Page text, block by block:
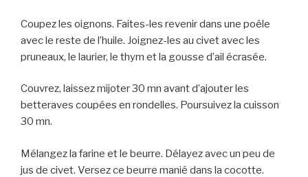
Coupez les oignons. Faites-les revenir dans une poêle
avec le reste de l’huile. Joignez-les au civet avec les
pruneaux, le laurier, le thym et la gousse d’ail écrasée.
Couvrez, laissez mijoter 30 mn avant d’ajouter les
betteraves coupées en rondelles. Poursuivez la cuisson
30 mn.
Mélangez la farine et le beurre. Délayez avec un peu de
jus de civet. Versez ce beurre manié dans la cocotte.